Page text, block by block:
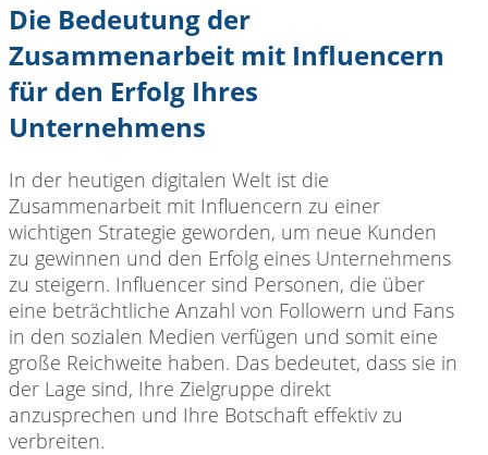
Die Bedeutung der
Zusammenarbeit mit Influencern
für den Erfolg Ihres
Unternehmens
In der heutigen digitalen Welt ist die
Zusammenarbeit mit Influencern zu einer
wichtigen Strategie geworden, um neue Kunden
zu gewinnen und den Erfolg eines Unternehmens
zu steigern. Influencer sind Personen, die über
eine beträchtliche Anzahl von Followern und Fans
in den sozialen Medien verfügen und somit eine
große Reichweite haben. Das bedeutet, dass sie in
der Lage sind, Ihre Zielgruppe direkt
anzusprechen und Ihre Botschaft effektiv zu
verbreiten.